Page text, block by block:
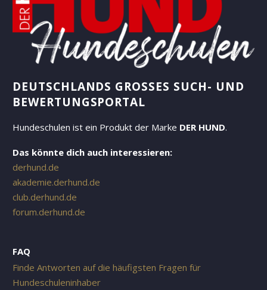
DEUTSCHLANDS GROSSES SUCH- UND B
EWERTUNGSPORTAL
Hundeschulen ist ein Produkt der Marke DER HUND.
Das könnte dich auch interessieren:
derhund.de
akademie.derhund.de
club.derhund.de
forum.derhund.de
FAQ
Finde Antworten auf die häufigsten Fragen für
Hundeschuleninhaber